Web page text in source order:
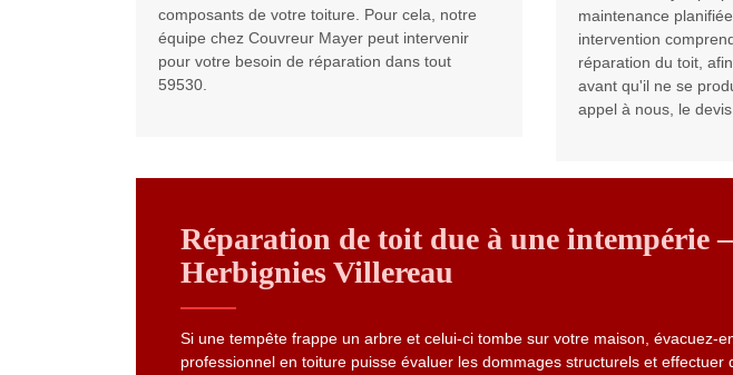
composants de votre toiture. Pour cela, notre
équipe chez Couvreur Mayer peut intervenir
pour votre besoin de réparation dans tout
59530.
maintenance
intervention
réparation du toit,
avant qu'il ne se
appel à nous, le
Réparation de toit due à une intempérie
Herbignies Villereau
Si une tempête frappe un arbre et celui-ci tombe sur votre maison, évacuez-
professionnel en toiture puisse évaluer les dommages structurels et